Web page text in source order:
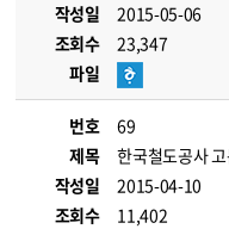
작성일
2015-05-06
조회수
23,347
파일
번호
69
제목
한국철도공사
작성일
2015-04-10
조회수
11,402